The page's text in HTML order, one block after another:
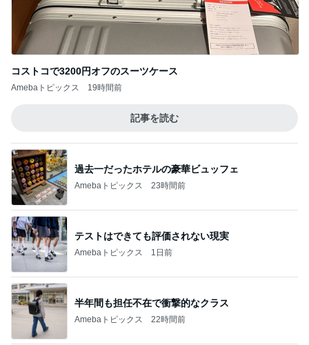
過去一だったホテルの豪華ビュッフェ
Amebaトピックス
Amebaトピックス 1日前
半年間も担任不在で衝撃的なクラス
Amebaトピックス 22時間前
家に来た父に言われ救われた言葉
Amebaトピックス 24時間前